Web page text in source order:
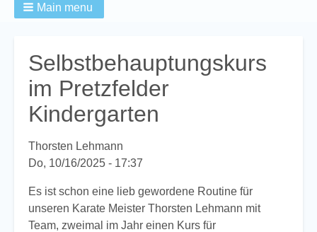
Main menu
Selbstbehauptungskurs
im Pretzfelder
Kindergarten
Thorsten Lehmann
Do, 10/16/2025 - 17:37
Es ist schon eine lieb gewordene Routine für
unseren Karate Meister Thorsten Lehmann mit
Team, zweimal im Jahr einen Kurs für